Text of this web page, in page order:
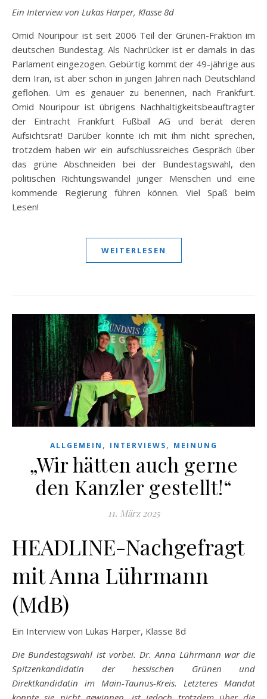
Ein Interview von Lukas Harper, Klasse 8d
Omid Nouripour ist seit 2006 Teil der Grünen-Fraktion im
deutschen Bundestag. Als Nachrücker ist er damals in das
Parlament eingezogen. Gebürtig kommt der 49-jährige aus
dem Iran, ist aber schon in jungen Jahren nach Deutschland
geflohen. Um es genauer zu benennen, nach Frankfurt.
Omid Nouripour ist übrigens Nachhaltigkeitsbeauftragter
der Eintracht Frankfurt Fußball AG und berät deren
Aufsichtsrat! Darüber konnte ich mit ihm nicht sprechen,
trotzdem haben wir ein aufschlussreiches Gespräch über
das grüne Abschneiden bei der Bundestagswahl, den
politischen Richtungswandel junger Menschen und eine
kommende Regierung führen können. Viel Spaß beim
Lesen!
WEITERLESEN
ALLGEMEIN , INTERVIEWS, MEINUNG
„Wir hätten auch gerne
den Kanzler gestellt!“
11. März 2025
HEADLINE-Nachgefragt
mit Anna Lührmann
(MdB)
Ein Interview von Lukas Harper, Klasse 8d
Die Bundestagswahl ist vorbei. Dr. Anna Lührmann war die
Spitzenkandidatin der hessischen Grünen und
Direktkandidatin im Main-Taunus-Kreis. Letzteres Mandat